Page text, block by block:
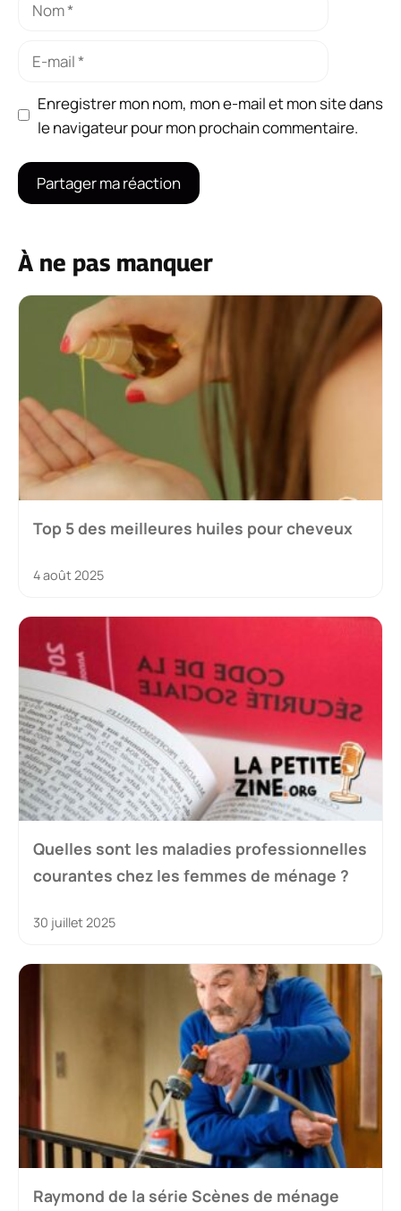
Enregistrer mon nom, mon e-mail et mon site dans
le navigateur pour mon prochain commentaire.
À ne pas manquer
Top 5 des meilleures huiles pour cheveux
4 août 2025
Quelles sont les maladies professionnelles
courantes chez les femmes de ménage ?
30 juillet 2025
Raymond de la série Scènes de ménage